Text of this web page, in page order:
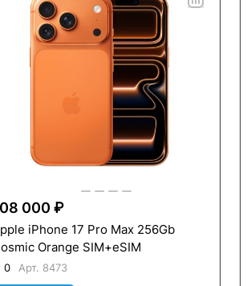
000 ₽
iPhone 17 Pro Max 256Gb
Orange SIM+eSIM
0 Арт. 8473